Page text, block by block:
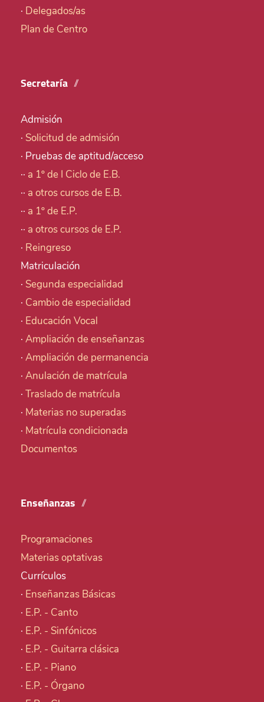
· Delegados/as
Plan de Centro
Secretaría
Admisión
· Solicitud de admisión
· Pruebas de aptitud/acceso
·· a 1º de I Ciclo de E.B.
·· a otros cursos de E.B.
·· a 1º de E.P.
·· a otros cursos de E.P.
· Reingreso
Matriculación
· Segunda especialidad
· Cambio de especialidad
· Educación Vocal
· Ampliación de enseñanzas
· Ampliación de permanencia
· Anulación de matrícula
· Traslado de matrícula
· Materias no superadas
· Matrícula condicionada
Documentos
Enseñanzas
Programaciones
Materias optativas
Currículos
· Enseñanzas Básicas
· E.P. - Canto
· E.P. - Sinfónicos
· E.P. - Guitarra clásica
· E.P. - Piano
· E.P. - Órgano